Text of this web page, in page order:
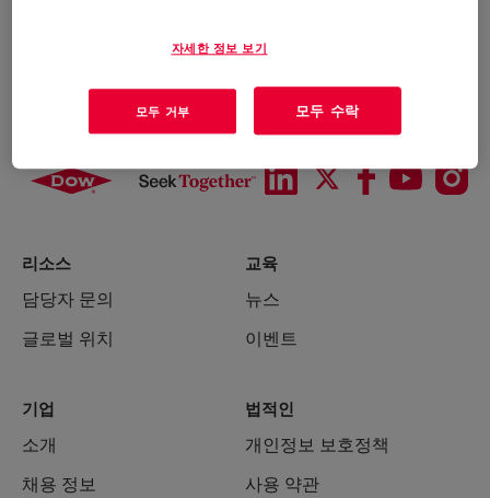
리소스
담당자 문의
글로벌 위치
교육
뉴스
이벤트
기업
소개
채용 정보
법적인
개인정보 보호정책
사용 약관
자세한 정보 보기
모두 거부 모두 수락